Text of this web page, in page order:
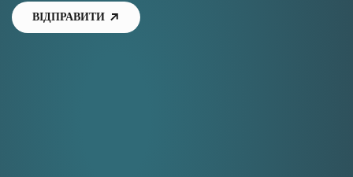
ВІДПРАВИТИ